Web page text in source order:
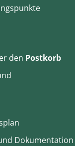
den Postkorb
Dokumentation